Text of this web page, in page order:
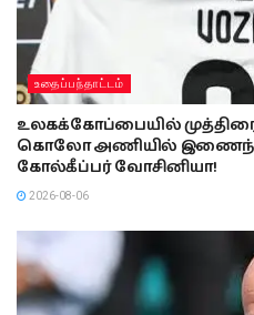
உதைப்பந்தாட்டம்
உலகக்கோப்பையில்
கொலோ அணியில்
கோல்கீப்பர் வோசினியா!
2026-08-06